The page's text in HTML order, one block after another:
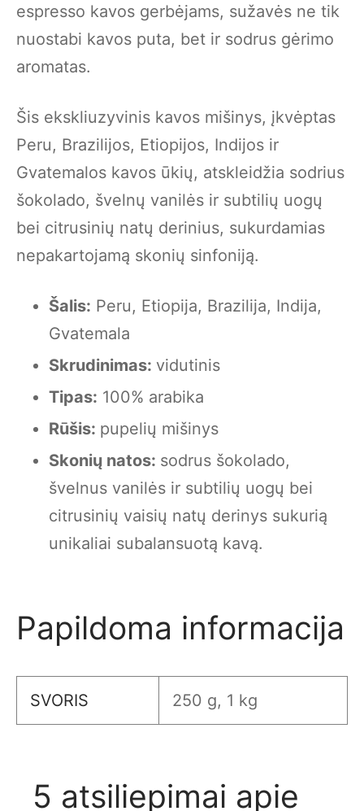
espresso kavos gerbėjams, sužavės ne tik
nuostabi kavos puta, bet ir sodrus gėrimo
aromatas.
Šis ekskliuzyvinis kavos mišinys, įkvėptas
Peru, Brazilijos, Etiopijos, Indijos ir
Gvatemalos kavos ūkių, atskleidžia sodrius
šokolado, švelnų vanilės ir subtilių uogų
bei citrusinių natų derinius, sukurdamias
nepakartojamą skonių sinfoniją.
Šalis: Peru, Etiopija, Brazilija, Indija,
Gvatemala
Skrudinimas: vidutinis
Tipas: 100% arabika
Rūšis: pupelių mišinys
Skonių natos: sodrus šokolado,
švelnus vanilės ir subtilių uogų bei
citrusinių vaisių natų derinys sukurią
unikaliai subalansuotą kavą.
Papildoma informacija
SVORIS 250 g, 1 kg
5 atsiliepimai apie